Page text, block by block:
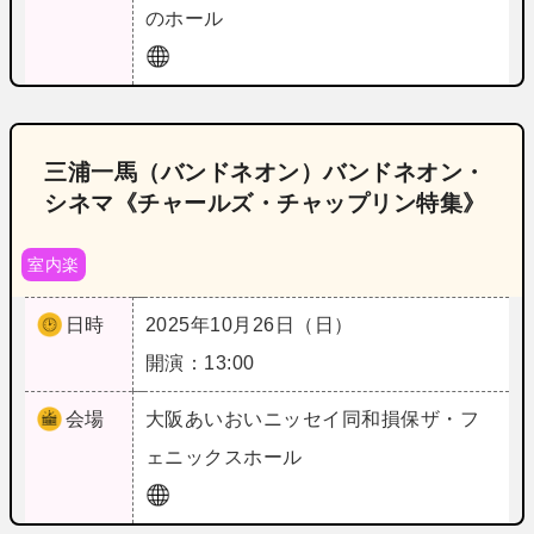
のホール
三浦一馬（バンドネオン）バンドネオン・
シネマ《チャールズ・チャップリン特集》
室内楽
日時
2025年10月26日（日）
開演：13:00
会場 大阪 あいおいニッセイ同和損保ザ・フ
ェニックスホール